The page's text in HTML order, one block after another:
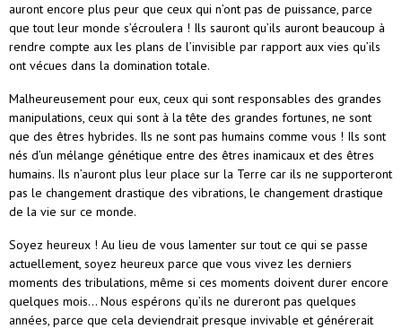
auront encore plus peur que ceux qui n’ont pas de puissance, parce
que tout leur monde s’écroulera ! Ils sauront qu’ils auront beaucoup à
rendre compte aux les plans de l’invisible par rapport aux vies qu’ils
ont vécues dans la domination totale.
Malheureusement pour eux, ceux qui sont responsables des grandes
manipulations, ceux qui sont à la tête des grandes fortunes, ne sont
que des êtres hybrides. Ils ne sont pas humains comme vous ! Ils sont
nés d’un mélange génétique entre des êtres inamicaux et des êtres
humains. Ils n’auront plus leur place sur la Terre car ils ne supporteront
pas le changement drastique des vibrations, le changement drastique
de la vie sur ce monde.
Soyez heureux ! Au lieu de vous lamenter sur tout ce qui se passe
actuellement, soyez heureux parce que vous vivez les derniers
moments des tribulations, même si ces moments doivent durer encore
quelques mois… Nous espérons qu’ils ne dureront pas quelques
années, parce que cela deviendrait presque invivable et générerait